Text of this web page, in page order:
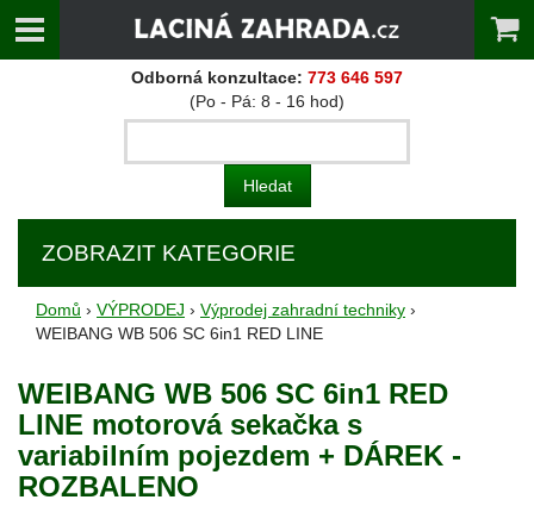
Odborná konzultace: 773 646 597
(Po - Pá: 8 - 16 hod)
ZOBRAZIT KATEGORIE
Domů › VÝPRODEJ › Výprodej zahradní techniky ›
WEIBANG WB 506 SC 6in1 RED LINE
WEIBANG WB 506 SC 6in1 RED
LINE motorová sekačka s
variabilním pojezdem + DÁREK -
ROZBALENO